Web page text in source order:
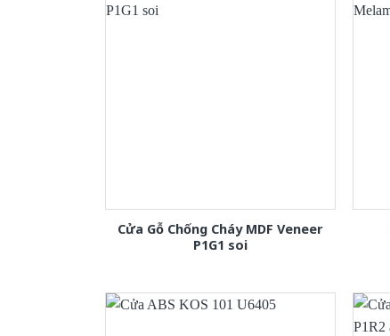
Cửa Gỗ Chống Cháy MDF Veneer
P1G1 soi